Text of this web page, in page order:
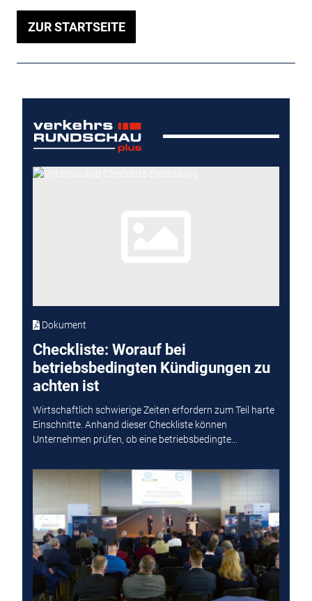
ZUR STARTSEITE
Dokument
Checkliste: Worauf bei
betriebsbedingten Kündigungen zu
achten ist
Wirtschaftlich schwierige Zeiten erfordern zum Teil harte
Einschnitte. Anhand dieser Checkliste können
Unternehmen prüfen, ob eine betriebsbedingte...